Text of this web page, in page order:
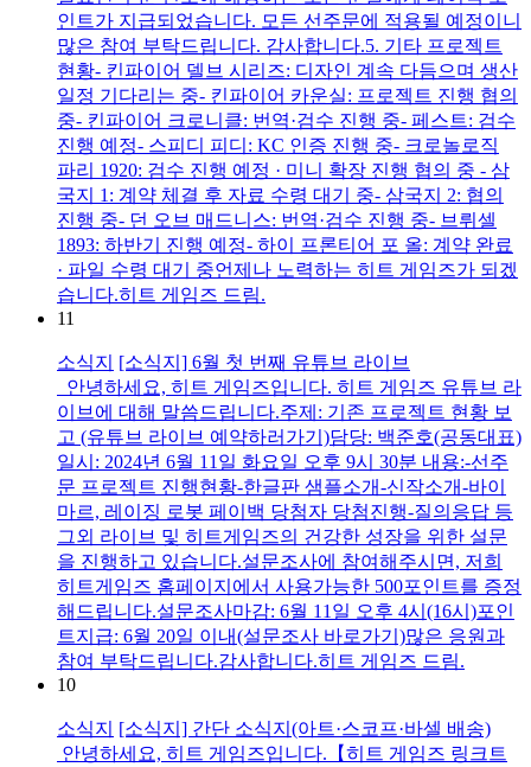
인트가 지급되었습니다. 모든 선주문에 적용될 예정이니
많은 참여 부탁드립니다. 감사합니다.5. 기타 프로젝트
현황- 킨파이어 델브 시리즈: 디자인 계속 다듬으며 생산
일정 기다리는 중- 킨파이어 카운실: 프로젝트 진행 협의
중- 킨파이어 크로니클: 번역·검수 진행 중- 페스트: 검수
진행 예정- 스피디 피디: KC 인증 진행 중- 크로놀로직
파리 1920: 검수 진행 예정 · 미니 확장 진행 협의 중 - 삼
국지 1: 계약 체결 후 자료 수령 대기 중- 삼국지 2: 협의
진행 중- 던 오브 매드니스: 번역·검수 진행 중- 브뤼셀
1893: 하반기 진행 예정- 하이 프론티어 포 올: 계약 완료
· 파일 수령 대기 중언제나 노력하는 히트 게임즈가 되겠
습니다.히트 게임즈 드림.
11
소식지
[소식지] 6월 첫 번째 유튜브 라이브
안녕하세요, 히트 게임즈입니다. 히트 게임즈 유튜브 라
이브에 대해 말씀드립니다.주제: 기존 프로젝트 현황 보
고 (유튜브 라이브 예약하러가기)담당: 백준호(공동대표)
일시: 2024년 6월 11일 화요일 오후 9시 30분 내용:-선주
문 프로젝트 진행현황-한글판 샘플소개-신작소개-바이
마르, 레이징 로봇 페이백 당첨자 당첨진행-질의응답 등
그외 라이브 및 히트게임즈의 건강한 성장을 위한 설문
을 진행하고 있습니다.설문조사에 참여해주시면, 저희
히트게임즈 홈페이지에서 사용가능한 500포인트를 증정
해드립니다.설문조사마감: 6월 11일 오후 4시(16시)포인
트지급: 6월 20일 이내(설문조사 바로가기)많은 응원과
참여 부탁드립니다.감사합니다.히트 게임즈 드림.
10
소식지
[소식지] 간단 소식지(아트·스코프·바셀 배송)
안녕하세요, 히트 게임즈입니다.【히트 게임즈 링크트